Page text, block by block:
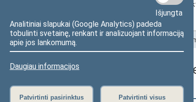
Išjungta
Analitiniai slapukai (Google Analytics) padeda
tobulinti svetainę, renkant ir analizuojant informaciją
apie jos lankomumą.
Daugiau informacijos
Patvirtinti pasirinktus Patvirtinti visus
Seimo narių
Seimo narių balsavimų rezultatai
Pradžia Seimo narių
Seimo narių balsavimų
Pasirinkite kadenciją: